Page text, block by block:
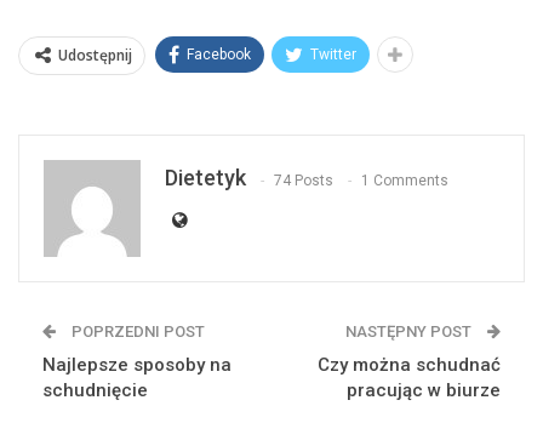
Udostępnij Facebook Twitter
Dietetyk 74 Posts 1 Comments
POPRZEDNI POST
Najlepsze sposoby na
schudnięcie
NASTĘPNY POST
Czy można schudnać
pracując w biurze